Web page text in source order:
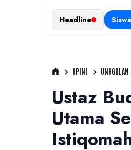
Headline
OPINI UNGGULAN
Ustaz
Utama